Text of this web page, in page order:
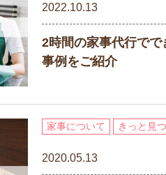
2022.10.13
2時間の家事代行で
事例をご紹介
家事について きっと見
2020.05.13